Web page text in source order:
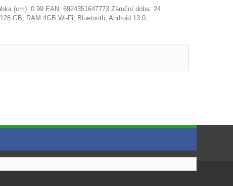
(cm): 0.99 EAN: 6924351647773 Záruční doba: 24
GB, RAM 4GB,Wi-Fi, Bluetooth, Android 13.0,